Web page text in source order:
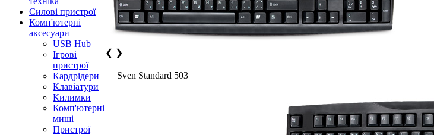
Силові пристрої
Комп'ютерні
аксесуари
USB Hub
Ігрові
пристрої
Кардрідери
Клавіатури
Килимки
Комп'ютерні
миші
Пристрої
❮ ❯
Sven Standard 503